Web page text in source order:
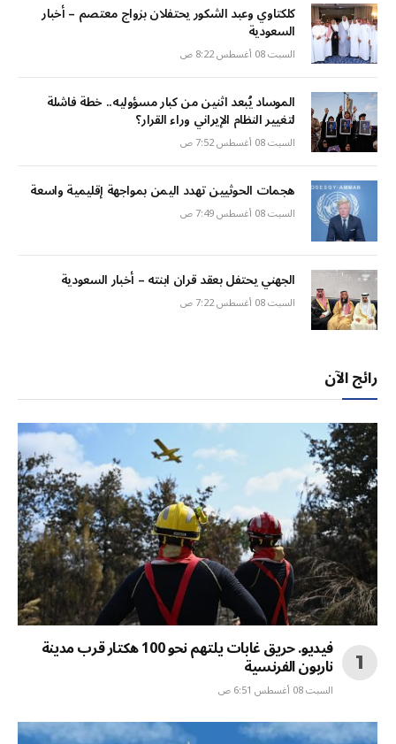
كلكتاوي وعبد الشكور يحتفلان بزواج معتصم – أخبار
السعودية
السبت 08 أغسطس 8:22 ص
الموساد يُبعد اثنين من كبار مسؤوليه.. خطة فاشلة
لتغيير النظام الإيراني وراء القرار؟
السبت 08 أغسطس 7:52 ص
هجمات الحوثيين تهدد اليمن بمواجهة إقليمية واسعة
السبت 08 أغسطس 7:49 ص
الجهني يحتفل بعقد قران ابنته – أخبار السعودية
السبت 08 أغسطس 7:22 ص
رائج الآن
فيديو. حريق غابات يلتهم نحو 100 هكتار قرب مدينة
ناربون الفرنسية
السبت 08 أغسطس 6:51 ص